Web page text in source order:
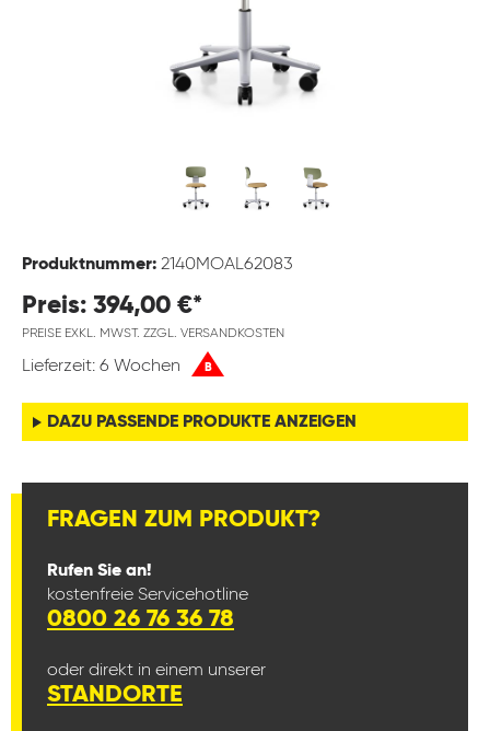
Produktnummer: 2140MOAL62083
Preis: 394,00 €*
PREISE EXKL. MWST. ZZGL. VERSANDKOSTEN
Lieferzeit: 6 Wochen B
DAZU PASSENDE PRODUKTE ANZEIGEN
FRAGEN ZUM PRODUKT?
Rufen Sie an!
kostenfreie Servicehotline
0800 26 76 36 78
oder direkt in einem unserer
STANDORTE